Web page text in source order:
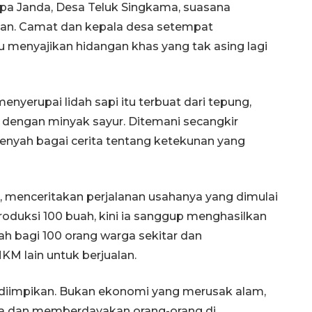
Janda, Desa Teluk Singkama, suasana
Camat dan kepala desa setempat
hidangan khas yang tak asing lagi
lidah sapi itu terbuat dari tepung,
minyak sayur. Ditemani secangkir
bagai cerita tentang ketekunan yang
perjalanan usahanya yang dimulai
100 buah, kini ia sanggup menghasilkan
bagi 100 orang warga sekitar dan
lain untuk berjualan.
Bukan ekonomi yang merusak alam,
2026-08-08 06:00:00